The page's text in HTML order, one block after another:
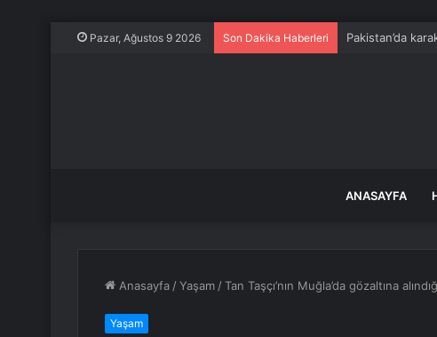
Pazar, Ağustos 9 2026 Son Dakika Haberleri Pakistan’da
ANASAYFA
Anasayfa /Yaşam /Tan Taşçı’nın Muğla’da gözaltına
Yaşam